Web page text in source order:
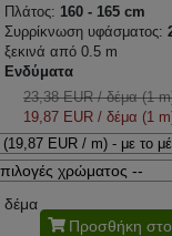
Πλάτος: 160 - 165 cm
Συρρίκνωση υφάσματος:
ξεκινά από 0.5 m
Ενδύματα
23,38 EUR/ δέμα (1
19,87 EUR/ δέμα (1
δέμα
Προσθήκη στο